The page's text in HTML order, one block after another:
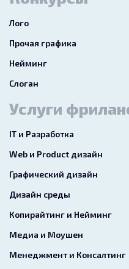
Лого
Прочая графика
Нейминг
Слоган
Услуги
IT и Разработка
Web и Product дизайн
Графический дизайн
Дизайн среды
Копирайтинг и Нейминг
Медиа и Моушен
Менеджмент и Консалтинг